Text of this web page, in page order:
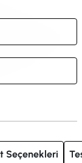
Seçenekleri